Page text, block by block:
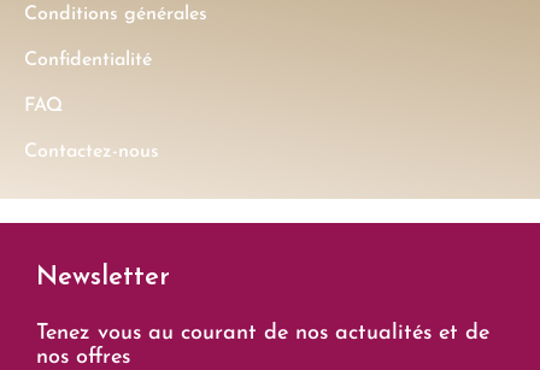
Conditions générales
Confidentialité
FAQ
Contactez-nous
Newsletter
Tenez vous au courant de nos actualités et de
nos offres